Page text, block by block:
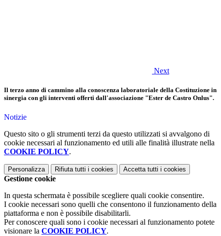
Next
Il terzo anno di cammino alla conoscenza laboratoriale della Costituzione in
sinergia con gli interventi offerti dall'associazione "Ester de Castro Onlus".
Notizie
Questo sito o gli strumenti terzi da questo utilizzati si avvalgono di
cookie necessari al funzionamento ed utili alle finalità illustrate nella
COOKIE POLICY.
Personalizza Rifiuta tutti i cookies Accetta tutti i cookies
Gestione cookie
In questa schermata è possibile scegliere quali cookie consentire.
I cookie necessari sono quelli che consentono il funzionamento della
piattaforma e non è possibile disabilitarli.
Per conoscere quali sono i cookie necessari al funzionamento potete
visionare la COOKIE POLICY.